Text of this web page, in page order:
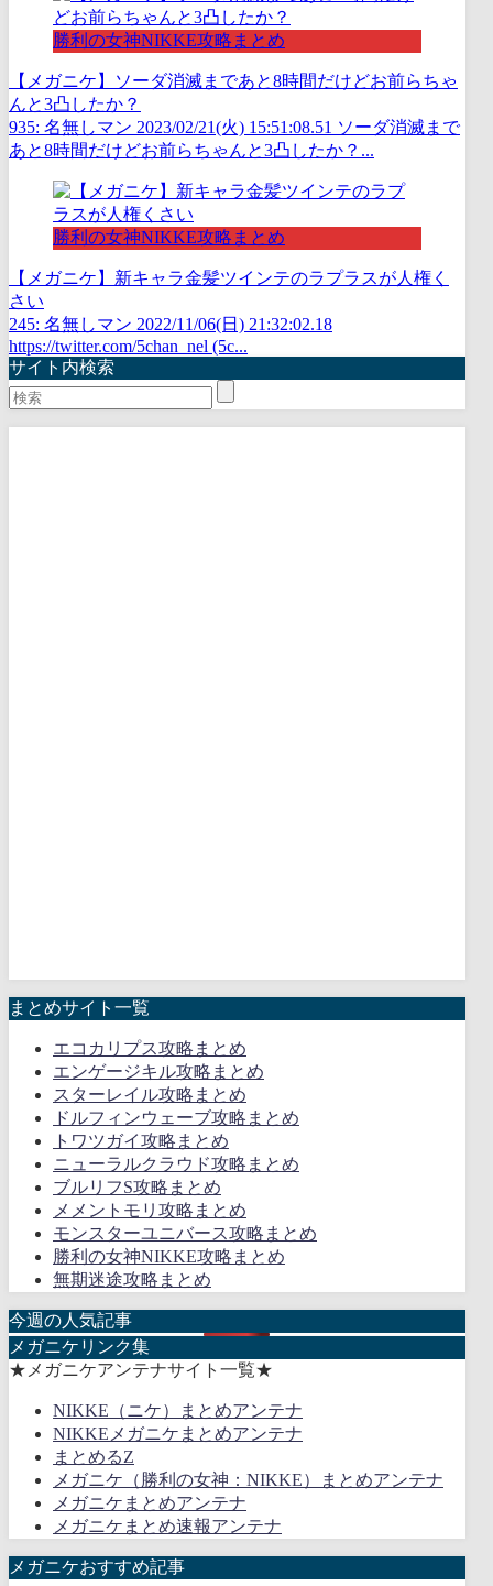
勝利の女神NIKKE攻略まとめ
【メガニケ】ソーダ消滅まであと8時間だけどお前らちゃ
んと3凸したか？
935: 名無しマン 2023/02/21(火) 15:51:08.51 ソーダ消滅まで
あと8時間だけどお前らちゃんと3凸したか？...
勝利の女神NIKKE攻略まとめ
【メガニケ】新キャラ金髪ツインテのラプラスが人権く
さい
245: 名無しマン 2022/11/06(日) 21:32:02.18
https://twitter.com/5chan_nel (5c...
サイト内検索
まとめサイト一覧
エコカリプス攻略まとめ
エンゲージキル攻略まとめ
スターレイル攻略まとめ
ドルフィンウェーブ攻略まとめ
トワツガイ攻略まとめ
ニューラルクラウド攻略まとめ
ブルリフS攻略まとめ
メメントモリ攻略まとめ
モンスターユニバース攻略まとめ
勝利の女神NIKKE攻略まとめ
無期迷途攻略まとめ
今週の人気記事
メガニケリンク集
★メガニケアンテナサイト一覧★
NIKKE（ニケ）まとめアンテナ
NIKKEメガニケまとめアンテナ
まとめるZ
メガニケ（勝利の女神：NIKKE）まとめアンテナ
メガニケまとめアンテナ
メガニケまとめ速報アンテナ
メガニケおすすめ記事